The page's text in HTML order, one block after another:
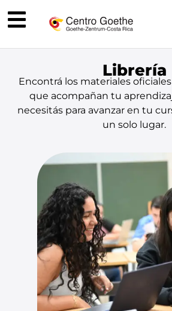
Librería
Encontrá los materiales
que acompañan tu
necesitás para avanzar en tu
un solo lugar.